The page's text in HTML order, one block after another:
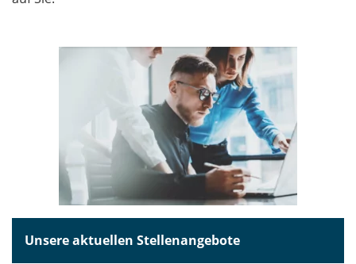
Unsere aktuellen Stellenangebote